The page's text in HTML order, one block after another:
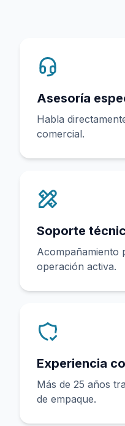
Asesoría
Habla
comercial.
Soporte
Acompañamiento
operación activa.
Experiencia
Más de 25 años
de empaque.